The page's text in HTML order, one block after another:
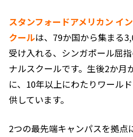
スタンフォードアメリカン イ
クールは、79か国から集まる
受け入れる、シンガポール屈
ナルスクールです。生後2か月
に、10年以上にわたりワール
供しています。
2つの最先端キャンパスを拠点